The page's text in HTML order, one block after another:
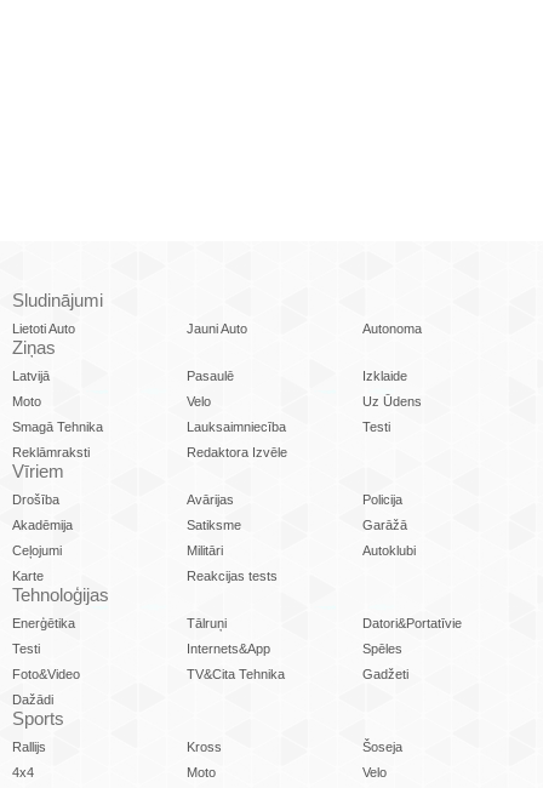
Sludinājumi
Lietoti Auto Jauni Auto Autonoma
Ziņas
Latvijā Pasaulē
Izklaide
Moto
Velo
Uz Ūdens
Smagā Tehnika
Lauksaimniecība
Testi
Reklāmraksti
Redaktora Izvēle
Vīriem
Drošība Avārijas
Policija
Akadēmija
Satiksme
Garāžā
Ceļojumi
Militāri
Autoklubi
Karte
Reakcijas tests
Tehnoloģijas
Enerģētika Tālruņi
Datori&Portatīvie
Testi
Internets&App
Spēles
Foto&Video
TV&Cita Tehnika
Gadžeti
Dažādi
Sports
Rallijs Kross
Šoseja
4x4
Moto
Velo